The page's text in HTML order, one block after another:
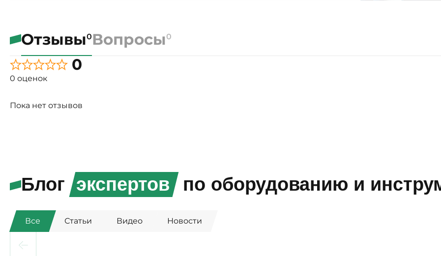
Отзывы0Вопросы0
0
0 оценок
Пока нет отзывов
Блог экспертов по оборудованию и
Все Статьи Видео Новости